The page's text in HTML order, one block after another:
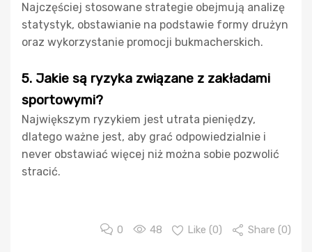
Najczęściej stosowane strategie obejmują analizę
statystyk, obstawianie na podstawie formy drużyn
oraz wykorzystanie promocji bukmacherskich.
5. Jakie są ryzyka związane z zakładami
sportowymi?
Największym ryzykiem jest utrata pieniędzy,
dlatego ważne jest, aby grać odpowiedzialnie i
never obstawiać więcej niż można sobie pozwolić
stracić.
0 48 Like (0) Share (0)